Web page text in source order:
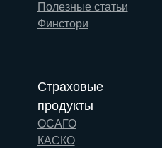
Полезные статьи
Финстори
Страховые
продукты
ОСАГО
КАСКО